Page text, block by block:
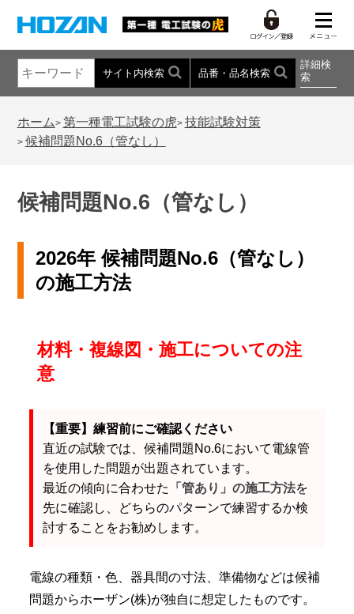
サイト内検索 品番・品名検索
詳細検
索
ホーム> 第一種電工試験の虎> 技能試験対策
> 候補問題No.6（管なし）
候補問題No.6（管なし）
2026年 候補問題No.6（管なし）
の施工方法
材料・複線図・施工についての注
意
【重要】練習前にご確認ください
直近の試験では、候補問題No.6において電線管
を使用した問題が出題されています。
最近の傾向に合わせた 「管あり」の施工方法を
先に確認し、どちらのパターンで練習するか検
討することをお勧めします。
電線の種類・色、器具間の寸法、準備物などは候補
問題からホーザン(株)が独自に想定したものです。